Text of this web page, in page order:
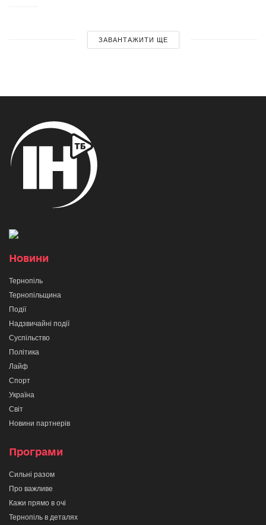
ЗАВАНТАЖИТИ ЩЕ
Новини
Тернопіль
Тернопільщина
Події
Надзвичайні події
Суспільство
Політика
Лайф
Спорт
Україна
Світ
Новини партнерів
Програми
Сильні разом
Про важливе
Кажи прямо в очі
Тернопіль в деталях